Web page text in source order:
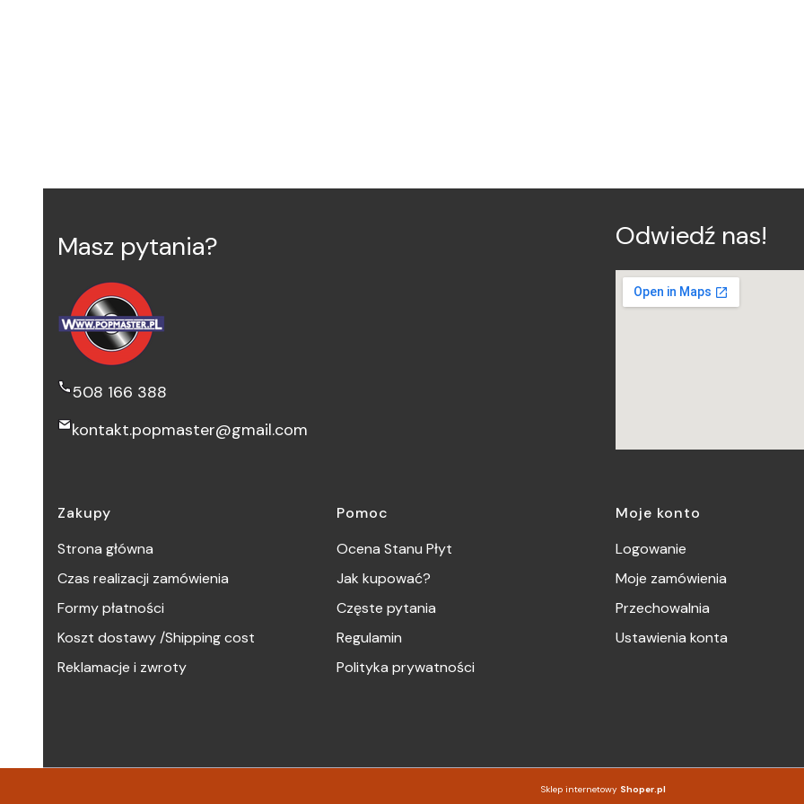
Masz pytania?
508 166 388
kontakt.popmaster@gmail.com
Odwiedź nas!
Linki w stopce
Zakupy
Strona główna
Czas realizacji zamówienia
Formy płatności
Koszt dostawy /Shipping cost
Reklamacje i zwroty
Pomoc
Ocena Stanu Płyt
Jak kupować?
Częste pytania
Regulamin
Polityka prywatności
Moje konto
Logowanie
Moje zamówienia
Przechowalnia
Ustawienia konta
Sklep internetowy Shoper.pl